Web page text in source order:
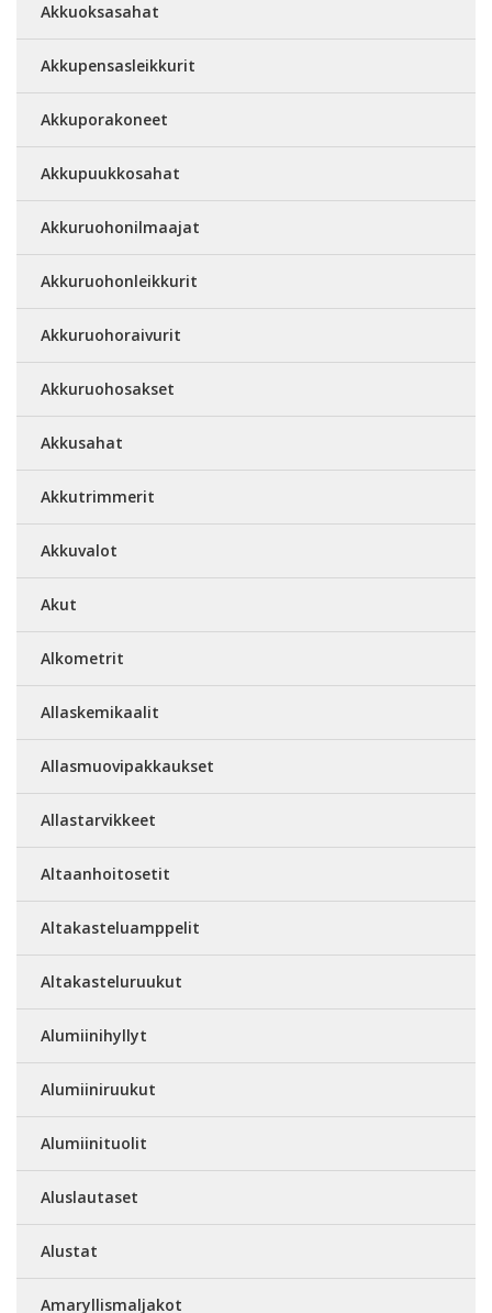
Akkuoksasahat
Akkupensasleikkurit
Akkuporakoneet
Akkupuukkosahat
Akkuruohonilmaajat
Akkuruohonleikkurit
Akkuruohoraivurit
Akkuruohosakset
Akkusahat
Akkutrimmerit
Akkuvalot
Akut
Alkometrit
Allaskemikaalit
Allasmuovipakkaukset
Allastarvikkeet
Altaanhoitosetit
Altakasteluamppelit
Altakasteluruukut
Alumiinihyllyt
Alumiiniruukut
Alumiinituolit
Aluslautaset
Alustat
Amaryllismaljakot